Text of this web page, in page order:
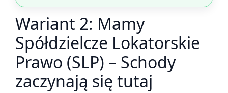
Wariant 2: Mamy
Spółdzielcze Lokatorskie
Prawo (SLP) – Schody
zaczynają się tutaj